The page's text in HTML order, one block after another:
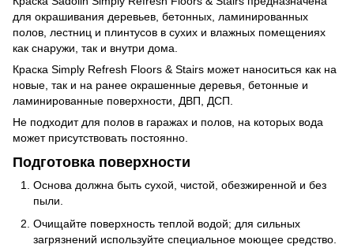
для окрашивания деревьев, бетонных, ламинированных
полов, лестниц и плинтусов в сухих и влажных помещениях
как снаружи, так и внутри дома.
Краска Simply Refresh Floors & Stairs может наноситься как на
новые, так и на ранее окрашенные деревья, бетонные и
ламинированные поверхности, ДВП, ДСП.
Не подходит для полов в гаражах и полов, на которых вода
может присутствовать постоянно.
Подготовка поверхности
Основа должна быть сухой, чистой, обезжиренной и без
пыли.
Очищайте поверхность теплой водой; для сильных
загрязнений используйте специальное моющее средство.